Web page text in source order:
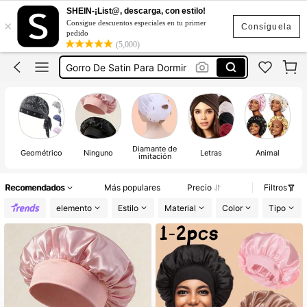
Consíguela
×
SHEIN-¡List@, descarga, con estilo!
Consigue descuentos especiales en tu primer
pedido
(5,000)
Gorro De Seda
Gorro De Satin
Gorro De Satin Para Dormir
Gorro Para Dormir
Gorro De Seda
Gorro De Satin
Geométrico Ninguno Diamante de
imitación Letras Animal
Recomendados Más populares Precio
Filtros
elemento
Estilo Material Color Tipo